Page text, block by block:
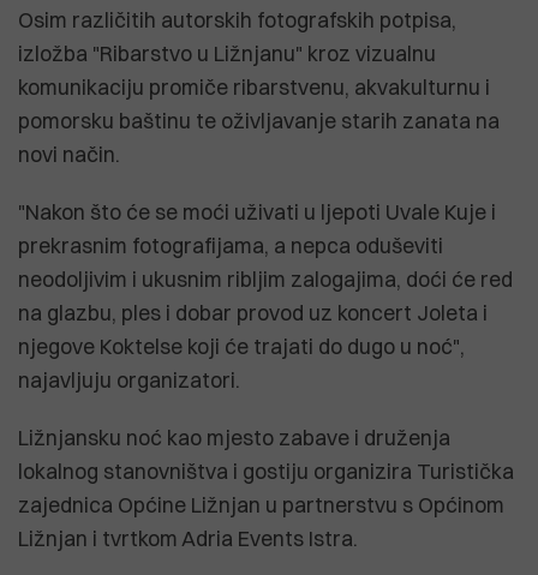
Osim različitih autorskih fotografskih potpisa,
izložba "Ribarstvo u Ližnjanu" kroz vizualnu
komunikaciju promiče ribarstvenu, akvakulturnu i
pomorsku baštinu te oživljavanje starih zanata na
novi način.
"Nakon što će se moći uživati u ljepoti Uvale Kuje i
prekrasnim fotografijama, a nepca oduševiti
neodoljivim i ukusnim ribljim zalogajima, doći će red
na glazbu, ples i dobar provod uz koncert Joleta i
njegove Koktelse koji će trajati do dugo u noć",
najavljuju organizatori.
Ližnjansku noć kao mjesto zabave i druženja
lokalnog stanovništva i gostiju organizira Turistička
zajednica Općine Ližnjan u partnerstvu s Općinom
Ližnjan i tvrtkom Adria Events Istra.